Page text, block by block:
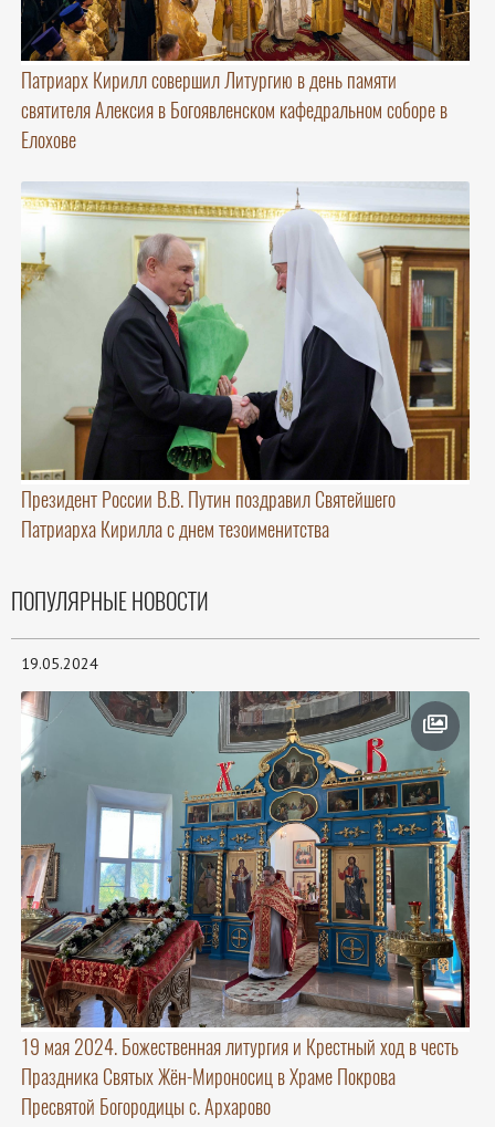
Патриарх Кирилл совершил Литургию в день памяти
святителя Алексия в Богоявленском кафедральном соборе в
Елохове
Президент России В.В. Путин поздравил Святейшего
Патриарха Кирилла с днем тезоименитства
ПОПУЛЯРНЫЕ НОВОСТИ
19.05.2024
19 мая 2024. Божественная литургия и Крестный ход в честь
Праздника Святых Жён-Мироносиц в Храме Покрова
Пресвятой Богородицы с. Архарово